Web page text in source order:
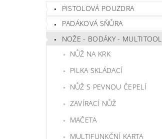
PISTOLOVÁ POUZDRA
PADÁKOVÁ SŇŮRA
NOŽE - BODÁKY - MULTITOOL
NŮŽ NA KRK
PILKA SKLÁDACÍ
NŮŽ S PEVNOU ČEPELÍ
ZAVÍRACÍ NŮŽ
MAČETA
MULTIFUNKČNÍ KARTA